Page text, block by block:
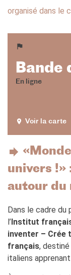
organisé dans le
Bande
En ligne
Voir la carte
univers !»
autour du
Dans le cadre du
l’ Institut
inventer – Crée
français,
italiens